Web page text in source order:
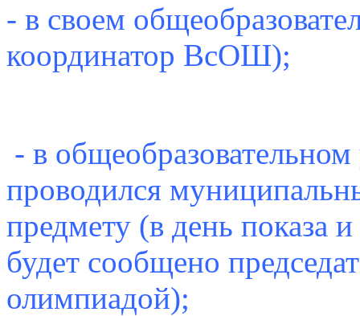
- в своем
координатор ВсОШ);
- в
проводился
предмету (в день показа
будет сообщено
олимпиадой);